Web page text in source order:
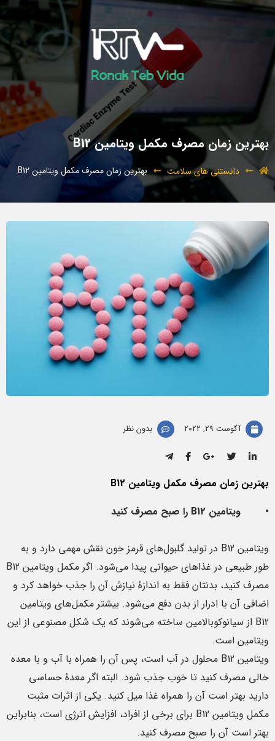
بهترین زمان مصرف مکمل ویتامین B12
دانستنی های سلامت بهترین زمان مصرف مکمل ویتامین B12
آگوست 29, 2022 بدون نظر
بهترین زمان مصرف مکمل ویتامین B12
• ویتامین B12 را صبح مصرف کنید
ویتامین B12 در تولید گلبول‌های قرمز خون نقش مهمی دارد و به
طور طبیعی در غذاهای حیوانی پیدا می‌شود. اگر مکمل ویتامین B12
مصرف کنید، بدنتان فقط به اندازهٔ نیازش آن را جذب خواهد کرد و
اضافی آن با ادرار از بدن دفع می‌شود. بیشتر مکمل‌های ویتامین
B12 از سیانوکوبالامین ساخته می‌شوند که یک شکل مصنوعی از این
ویتامین است.
ویتامین B12 محلول در آب است، پس آن را همراه با آب و با معده
خالی مصرف کنید تا خوب جذب شود. البته اگر معدهٔ حساسی
دارید بهتر است آن را همراه غذا میل کنید. یکی از اثرات مثبت
مکمل ویتامین B12 برای برخی از افراد، افزایش انرژی است، بنابراین
بهتر است آن را صبح مصرف کنید.